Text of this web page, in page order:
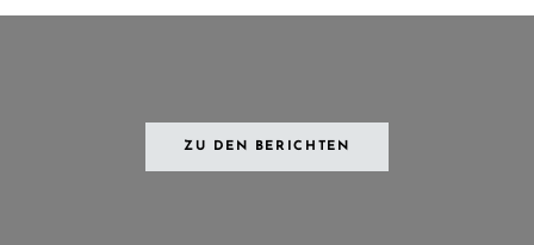
ZU DEN BERICHTEN